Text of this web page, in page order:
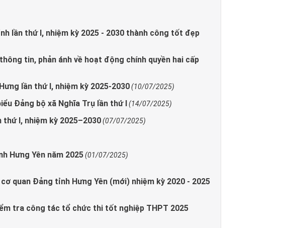
lần thứ I, nhiệm kỳ 2025 - 2030 thành công tốt đẹp
tin, phản ánh về hoạt động chính quyền hai cấp
lần thứ I, nhiệm kỳ 2025-2030(10/07/2025)
Đảng bộ xã Nghĩa Trụ lần thứ I(14/07/2025)
I, nhiệm kỳ 2025–2030(07/07/2025)
Hưng Yên năm 2025(01/07/2025)
quan Đảng tỉnh Hưng Yên (mới) nhiệm kỳ 2020 - 2025
tra công tác tổ chức thi tốt nghiệp THPT 2025